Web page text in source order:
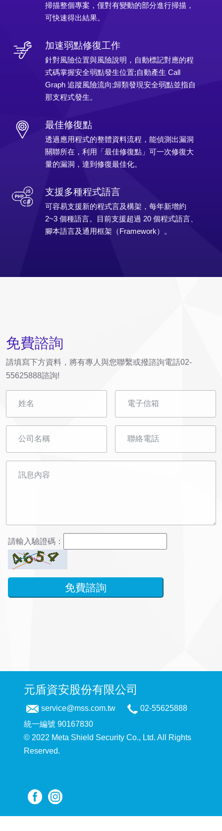
掃描整個專案，僅對有變動的部分進行掃描，
可快速得出結果。
加速弱點修復工作
針對風險位置與風險說明，自動標記對應的程
式碼掌握安全弱點發生位置;自動產生 Call
Graph 追蹤風險流向;歸類發現安全弱點並指自
那支程式發生。
最佳修復點
透過應用程式的整體資料流程，能偵測出漏洞
關聯所在，利用「最佳修復點」可一次修復大
量的漏洞，達到修復最佳化。
支援多種程式語言
可容易支援新的程式言及構架，每年新增約
2~3 個種語言。目前支援超過 20 個程式語言、
腳本語言及通用框架（Framework）。
免費諮詢
請填寫下方資料，將有專人與您聯繫或撥諮詢電話02-
55625888諮詢!
請輸入驗證碼：
免費諮詢
元盾資安股份有限公司
service@mss.com.tw
02-55625888
統一編號 90167830
© 2022 Meta Shield Security Co., Ltd. All Rights
Reserved.